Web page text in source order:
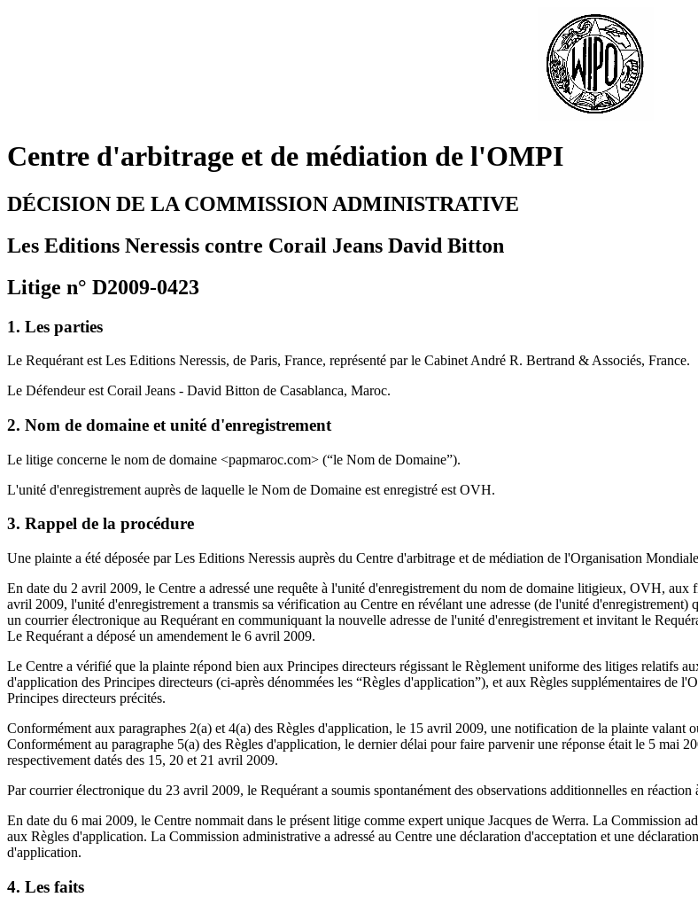
Centre d'arbitrage et de médiation de l'OMPI
DÉCISION DE LA COMMISSION ADMINISTRATIVE
Les Editions Neressis contre Corail Jeans David Bitton
Litige n° D2009-0423
1. Les parties
Le Requérant est Les Editions Neressis, de Paris, France, représenté par le Cabinet André R. Bertrand & Associés, France.
Le Défendeur est Corail Jeans - David Bitton de Casablanca, Maroc.
2. Nom de domaine et unité d'enregistrement
Le litige concerne le nom de domaine <papmaroc.com> (“le Nom de Domaine”).
L'unité d'enregistrement auprès de laquelle le Nom de Domaine est enregistré est OVH.
3. Rappel de la procédure
Une plainte a été déposée par Les Editions Neressis auprès du Centre d'arbitrage et de médiation de l'Organisation
En date du 2 avril 2009, le Centre a adressé une requête à l'unité d'enregistrement du nom de domaine litigieux, OVH,
avril 2009, l'unité d'enregistrement a transmis sa vérification au Centre en révélant une adresse (de l'unité
un courrier électronique au Requérant en communiquant la nouvelle adresse de l'unité d'enregistrement et invitant le
Le Requérant a déposé un amendement le 6 avril 2009.
Le Centre a vérifié que la plainte répond bien aux Principes directeurs régissant le Règlement uniforme des litiges relatifs
d'application des Principes directeurs (ci-après dénommées les “Règles d'application”), et aux Règles supplémentaires de
Principes directeurs précités.
Conformément aux paragraphes 2(a) et 4(a) des Règles d'application, le 15 avril 2009, une notification de la plainte valant
Conformément au paragraphe 5(a) des Règles d'application, le dernier délai pour faire parvenir une réponse était le 5 mai
respectivement datés des 15, 20 et 21 avril 2009.
Par courrier électronique du 23 avril 2009, le Requérant a soumis spontanément des observations additionnelles en réaction
En date du 6 mai 2009, le Centre nommait dans le présent litige comme expert unique Jacques de Werra. La Commission
aux Règles d'application. La Commission administrative a adressé au Centre une déclaration d'acceptation et une
d'application.
4. Les faits